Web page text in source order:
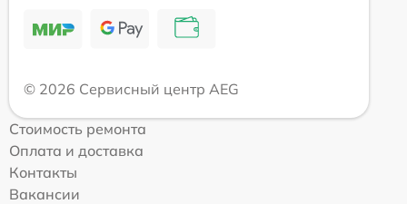
© 2026 Сервисный центр AEG
Стоимость ремонта
Оплата и доставка
Контакты
Вакансии